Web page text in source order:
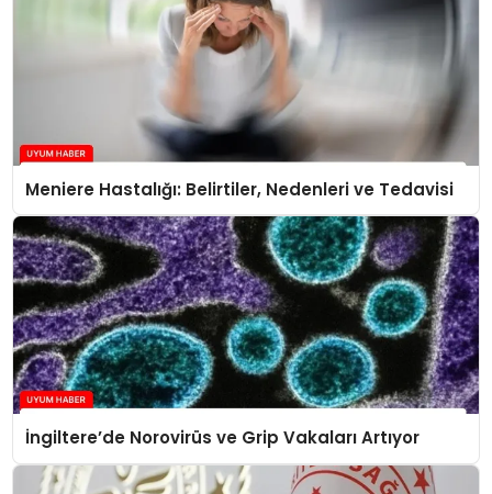
Meniere Hastalığı: Belirtiler, Nedenleri ve Tedavisi
İngiltere’de Norovirüs ve Grip Vakaları Artıyor